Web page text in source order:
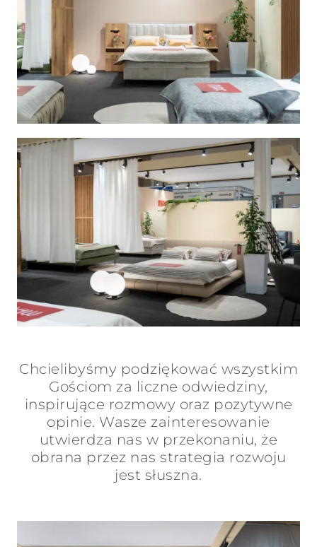
Chcielibyśmy podziękować wszystkim
Gościom za liczne odwiedziny,
inspirujące rozmowy oraz pozytywne
opinie. Wasze zainteresowanie
utwierdza nas w przekonaniu, że
obrana przez nas strategia rozwoju
jest słuszna.